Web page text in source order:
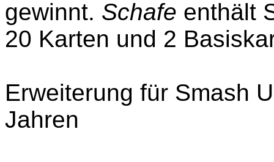
gewinnt. Schafe enthält
20 Karten und 2
Erweiterung für Smash
Jahren